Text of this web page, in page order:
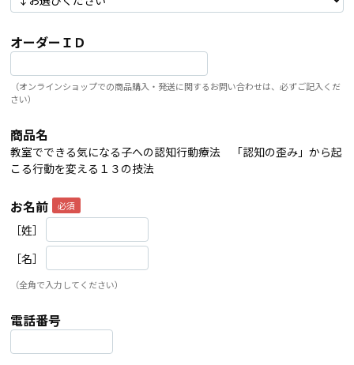
オーダーＩＤ
（オンラインショップでの商品購入・発送に関するお問い合わせは、必ずご記入くだ
さい）
商品名
教室でできる気になる子への認知行動療法 「認知の歪み」から起
こる行動を変える１３の技法
お名前
［姓］
［名］
（全角で入力してください）
電話番号